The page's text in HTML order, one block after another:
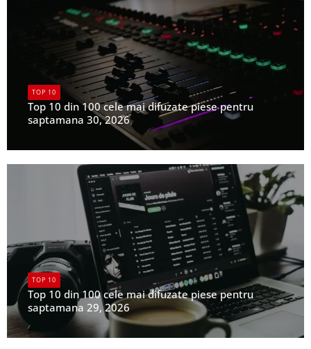
TOP 10
Top 10 din 100 cele mai difuzate piese pentru
saptamana 30, 2026
TOP 10
Top 10 din 100 cele mai difuzate piese pentru
saptamana 29, 2026